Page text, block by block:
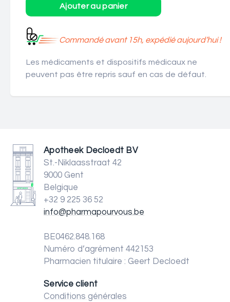
Commandé avant 15h, expédié aujourd’hui !
Les médicaments et dispositifs médicaux ne
peuvent pas être repris sauf en cas de défaut.
Apotheek Decloedt BV
St.-Niklaasstraat 42
9000 Gent
Belgique
+32 9 225 36 52
info@pharmapourvous.be
BE0462.848.168
Numéro d’agrément 442153
Pharmacien titulaire : Geert Decloedt
Service client
Conditions générales